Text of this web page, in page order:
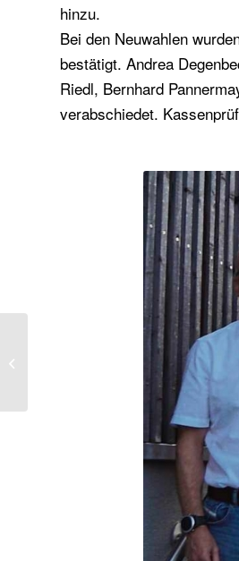
hinzu.
Bei den Neuwahlen
bestätigt. Andrea
Riedl, Bernhard
verabschiedet.